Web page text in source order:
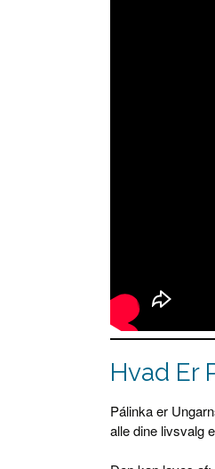
Hvad Er
Pálinka er
alle dine livsvalg